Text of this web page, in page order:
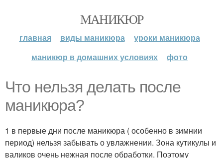
МАНИКЮР
главная виды маникюра
уроки маникюра
маникюр в домашних условиях
фото
Что нельзя делать после
маникюра?
1 в первые дни после маникюра ( особенно в зимнии
период) нельзя забывать о увлажнении. Зона кутикулы и
валиков очень нежная после обработки. Поэтому